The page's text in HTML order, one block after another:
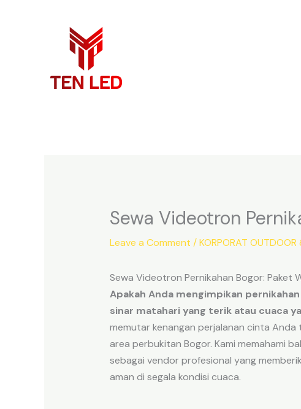
Sewa Videotron
Leave a Comment /KORPORAT OUTDOOR
Sewa Videotron Pernikahan Bogor: Paket
Apakah Anda mengimpikan
sinar matahari yang terik atau cuaca
memutar kenangan perjalanan cinta
area perbukitan Bogor. Kami memahami
sebagai vendor profesional yang
aman di segala kondisi cuaca.